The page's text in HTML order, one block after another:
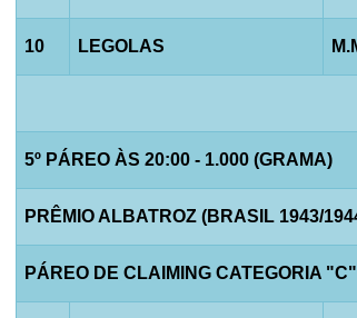
10 LEGOLAS
5º PÁREO ÀS 20:00 - 1.000 (GRAMA)
PRÊMIO ALBATROZ (BRASIL 1943/
PÁREO DE CLAIMING CATEGORIA